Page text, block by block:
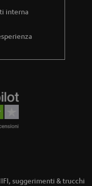
interna
suggerimenti & trucchi